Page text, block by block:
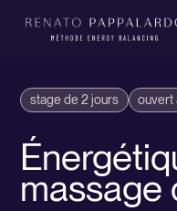
stage de 2 jours ouvert
massage